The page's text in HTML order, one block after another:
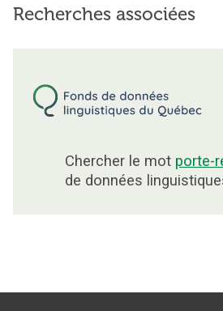
Recherches associées
Chercher le mot porte-
de données